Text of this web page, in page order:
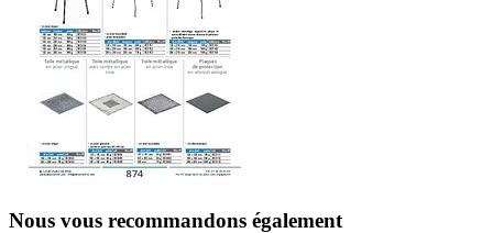
Nous vous recommandons également